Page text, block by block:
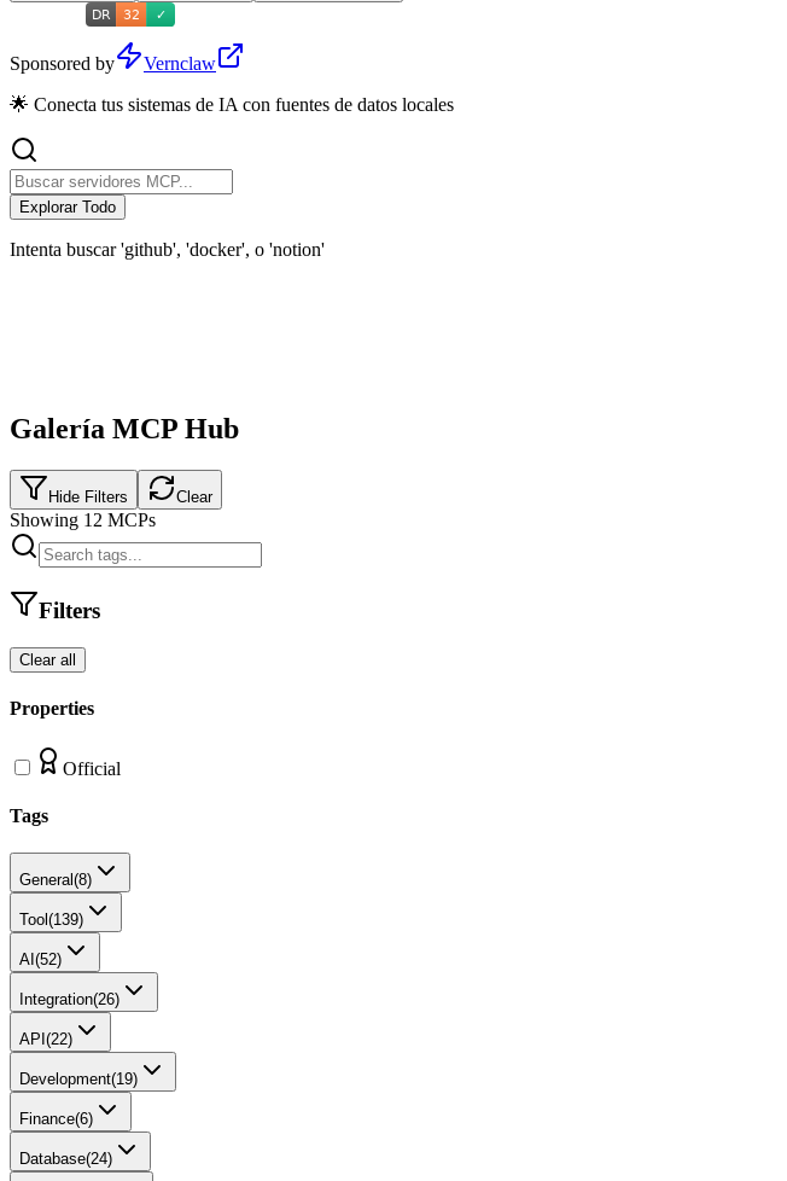
Sponsored by
Vernclaw
🌟 Conecta tus sistemas de IA con fuentes de datos locales
Explorar Todo
Intenta buscar 'github', 'docker', o 'notion'
Galería MCP Hub
Hide Filters Clear
Showing 12 MCPs
Filters
Clear all
Properties
Official
Tags
General(8)
Tool (139)
AI (52)
Integration(26)
API (22)
Development(19)
Finance(6)
Database(24)